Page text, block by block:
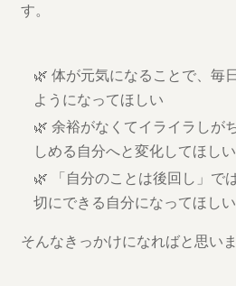
す。
🌿 体が元気になることで、毎
ようになってほしい
🌿 余裕がなくてイライラしが
しめる自分へと変化してほしい
🌿 「自分のことは後回し」で
切にできる自分になってほしい
そんなきっかけになればと思いま